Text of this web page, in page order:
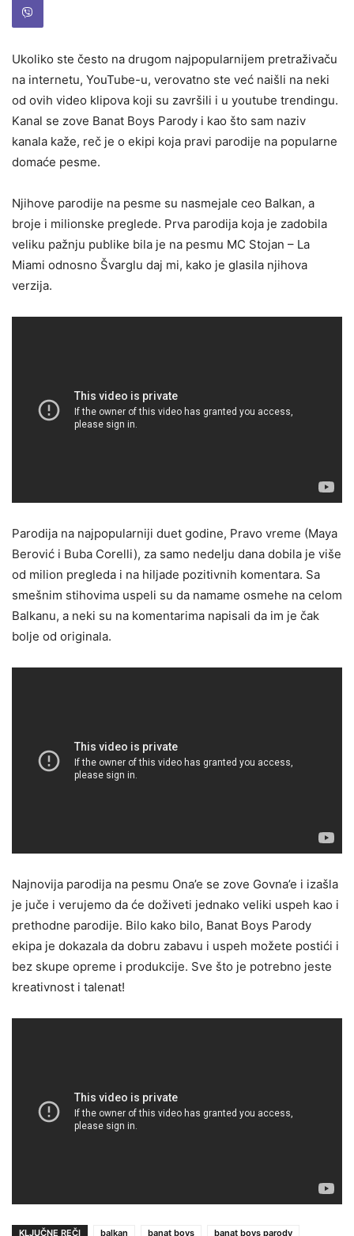
Ukoliko ste često na drugom najpopularnijem pretraživaču
na internetu, YouTube-u, verovatno ste već naišli na neki
od ovih video klipova koji su završili i u youtube trendingu.
Kanal se zove Banat Boys Parody i kao što sam naziv
kanala kaže, reč je o ekipi koja pravi parodije na popularne
domaće pesme.
Njihove parodije na pesme su nasmejale ceo Balkan, a
broje i milionske preglede. Prva parodija koja je zadobila
veliku pažnju publike bila je na pesmu MC Stojan – La
Miami odnosno Švarglu daj mi, kako je glasila njihova
verzija.
Parodija na najpopularniji duet godine, Pravo vreme (Maya
Berović i Buba Corelli), za samo nedelju dana dobila je više
od milion pregleda i na hiljade pozitivnih komentara. Sa
smešnim stihovima uspeli su da namame osmehe na celom
Balkanu, a neki su na komentarima napisali da im je čak
bolje od originala.
Najnovija parodija na pesmu Ona’e se zove Govna’e i izašla
je juče i verujemo da će doživeti jednako veliki uspeh kao i
prethodne parodije. Bilo kako bilo, Banat Boys Parody
ekipa je dokazala da dobru zabavu i uspeh možete postići i
bez skupe opreme i produkcije. Sve što je potrebno jeste
kreativnost i talenat!
KLJUČNE REČI balkan banat boys banat boys parody